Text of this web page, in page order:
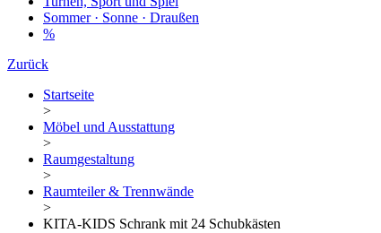
Sommer · Sonne · Draußen
%
Zurück
Startseite
>
Möbel und Ausstattung
>
Raumgestaltung
>
Raumteiler & Trennwände
>
KITA-KIDS Schrank mit 24 Schubkästen